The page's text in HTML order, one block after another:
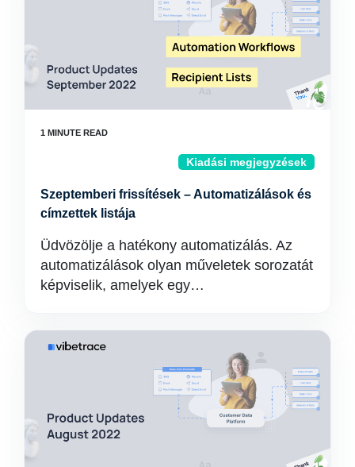
Kiadási megjegyzések
Szeptemberi frissítések – Automatizálások és
címzettek listája
Üdvözölje a hatékony automatizálás. Az
automatizálások olyan műveletek sorozatát
képviselik, amelyek egy…